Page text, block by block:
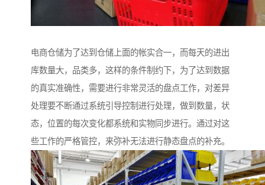
电商仓储为了达到仓储上面的帐实合一，而每天的进出
库数量大，品类多，这样的条件制约下，为了达到数据
的真实准确性，需要进行非常灵活的盘点工作，对差异
处理要不断通过系统引导控制进行处理，做到数量，状
态，位置的每次变化都系统和实物同步进行。通过对这
些工作的严格管控，来弥补无法进行静态盘点的补充。